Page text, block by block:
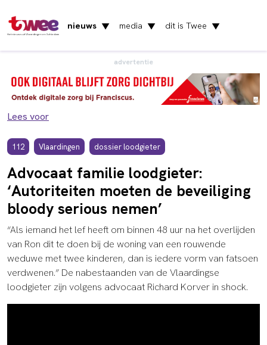
Het nieuws uit Vlaardingen en Schiedam
nieuws ▼ media ▼ dit is Twee ▼
advertentie
Lees voor
112 Vlaardingen dossier loodgieter
Advocaat familie loodgieter:
‘Autoriteiten moeten de beveiliging
bloody serious nemen’
“Als iemand het lef heeft om binnen 48 uur na het overlijden
van Ron dit te doen bij de woning van een rouwende
weduwe met twee kinderen, dan is iedere vorm van fatsoen
verdwenen.” De nabestaanden van de Vlaardingse
loodgieter zijn volgens advocaat Richard Korver in shock.